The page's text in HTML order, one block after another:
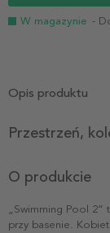
W magazynie -
Opis produktu
Przestrzeń,
O produkcie
„Swimming Pool 2”
przy basenie.